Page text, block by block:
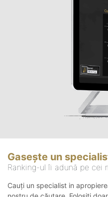
Gasește un
Ranking-ul îi adună pe cei
Cauți un specialist in